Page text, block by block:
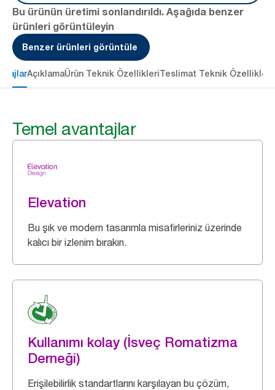
Bu ürünün üretimi sonlandırıldı. Aşağıda benzer
ürünleri görüntüleyin
Benzer ürünleri görüntüle
AçıklamaÜrün Teknik ÖzellikleriTeslimat Teknik Özellikleri
Temel avantajlar
Elevation
Bu şık ve modern tasarımla misafirleriniz üzerinde
kalıcı bir izlenim bırakın.
Kullanımı kolay (İsveç Romatizma
Derneği)
Erişilebilirlik standartlarını karşılayan bu çözüm,